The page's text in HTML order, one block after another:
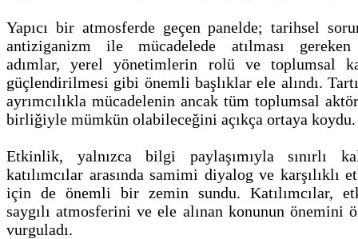
Yapıcı bir atmosferde geçen panelde; tarihsel
antiziganizm ile mücadelede atılması
adımlar, yerel yönetimlerin rolü ve toplumsal
güçlendirilmesi gibi önemli başlıklar ele alındı.
ayrımcılıkla mücadelenin ancak tüm toplumsal
birliğiyle mümkün olabileceğini açıkça ortaya koydu.
Etkinlik, yalnızca bilgi paylaşımıyla sınırlı
katılımcılar arasında samimi diyalog ve karşılıklı
için de önemli bir zemin sundu. Katılımcılar,
saygılı atmosferini ve ele alınan konunun önemini
vurguladı.